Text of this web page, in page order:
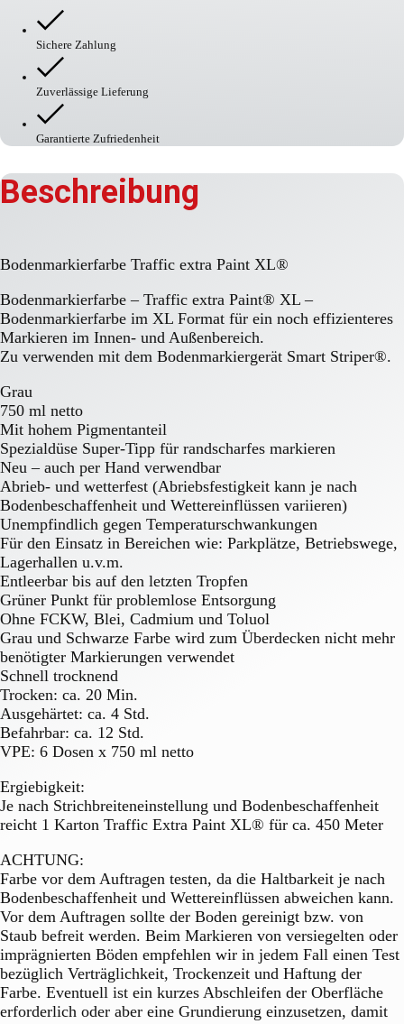
MengeSichere Zahlung
Zuverlässige Lieferung
Garantierte Zufriedenheit
Beschreibung
Bodenmarkierfarbe Traffic extra Paint XL®
Bodenmarkierfarbe – Traffic extra Paint® XL –
Bodenmarkierfarbe im XL Format für ein noch effizienteres
Markieren im Innen- und Außenbereich.
Zu verwenden mit dem Bodenmarkiergerät Smart Striper®.
Grau
750 ml netto
Mit hohem Pigmentanteil
Spezialdüse Super-Tipp für randscharfes markieren
Neu – auch per Hand verwendbar
Abrieb- und wetterfest (Abriebsfestigkeit kann je nach
Bodenbeschaffenheit und Wettereinflüssen variieren)
Unempfindlich gegen Temperaturschwankungen
Für den Einsatz in Bereichen wie: Parkplätze, Betriebswege,
Lagerhallen u.v.m.
Entleerbar bis auf den letzten Tropfen
Grüner Punkt für problemlose Entsorgung
Ohne FCKW, Blei, Cadmium und Toluol
Grau und Schwarze Farbe wird zum Überdecken nicht mehr
benötigter Markierungen verwendet
Schnell trocknend
Trocken: ca. 20 Min.
Ausgehärtet: ca. 4 Std.
Befahrbar: ca. 12 Std.
VPE: 6 Dosen x 750 ml netto
Ergiebigkeit:
Je nach Strichbreiteneinstellung und Bodenbeschaffenheit
reicht 1 Karton Traffic Extra Paint XL® für ca. 450 Meter
ACHTUNG:
Farbe vor dem Auftragen testen, da die Haltbarkeit je nach
Bodenbeschaffenheit und Wettereinflüssen abweichen kann.
Vor dem Auftragen sollte der Boden gereinigt bzw. von
Staub befreit werden. Beim Markieren von versiegelten oder
imprägnierten Böden empfehlen wir in jedem Fall einen Test
bezüglich Verträglichkeit, Trockenzeit und Haftung der
Farbe. Eventuell ist ein kurzes Abschleifen der Oberfläche
erforderlich oder aber eine Grundierung einzusetzen, damit